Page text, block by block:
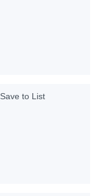
Save to List